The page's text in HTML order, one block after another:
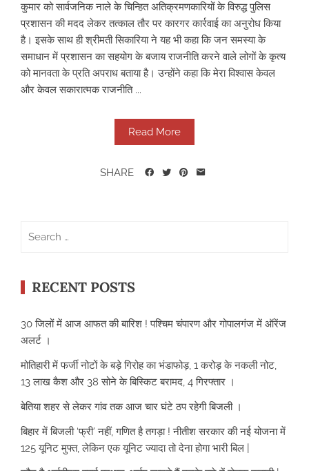
कुमार को सार्वजनिक नाले के चिन्हित अतिक्रमणकारियों के विरुद्ध पुलिस
प्रशासन की मदद लेकर तत्काल तौर पर कारगर कार्रवाई का अनुरोध किया
है। इसके साथ ही श्रीमती सिकारिया ने यह भी कहा कि जन समस्या के
समाधान में प्रशासन का सहयोग के बजाय राजनीति करने वाले लोगों के कृत्य
को मानवता के प्रति अपराध बताया है। उन्होंने कहा कि मेरा विश्वास केवल
और केवल सकारात्मक राजनीति ...
Read More
SHARE
RECENT POSTS
30 जिलों में आज आफत की बारिश ! पश्चिम चंपारण और गोपालगंज में ऑरेंज
अलर्ट ।
मोतिहारी में फर्जी नोटों के बड़े गिरोह का भंडाफोड़, 1 करोड़ के नकली नोट,
13 लाख कैश और 38 सोने के बिस्किट बरामद, 4 गिरफ्तार ।
बेतिया शहर से लेकर गांव तक आज चार घंटे ठप रहेगी बिजली ।
बिहार में बिजली ‘फ्री’ नहीं, गणित है तगड़ा ! नीतीश सरकार की नई योजना में
125 यूनिट मुफ्त, लेकिन एक यूनिट ज्यादा तो देना होगा भारी बिल |